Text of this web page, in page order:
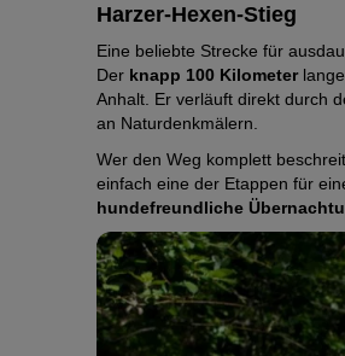
Harzer-Hexen-Stieg
Eine beliebte Strecke für
Der knapp 100 Kilometerlange
Anhalt. Er verläuft direkt durch
an Naturdenkmälern.
Wer den Weg komplett
einfach eine der Etappen für
hundefreundliche